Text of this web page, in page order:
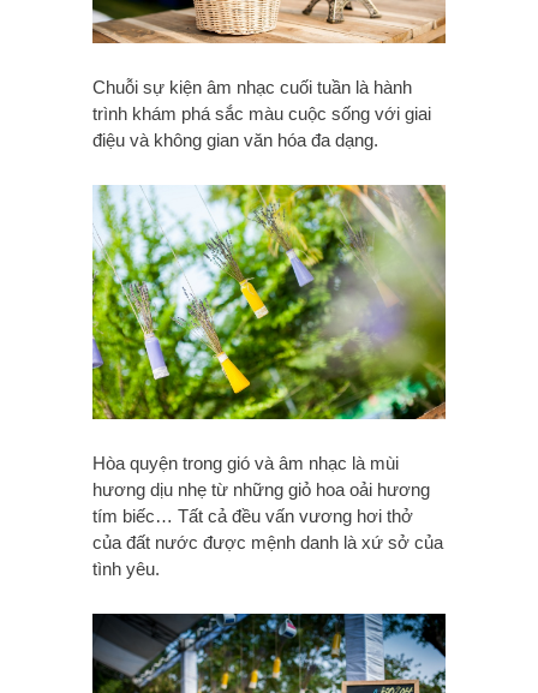
Chuỗi sự kiện âm nhạc cuối tuần là hành
trình khám phá sắc màu cuộc sống với giai
điệu và không gian văn hóa đa dạng.
Hòa quyện trong gió và âm nhạc là mùi
hương dịu nhẹ từ những giỏ hoa oải hương
tím biếc… Tất cả đều vấn vương hơi thở
của đất nước được mệnh danh là xứ sở của
tình yêu.